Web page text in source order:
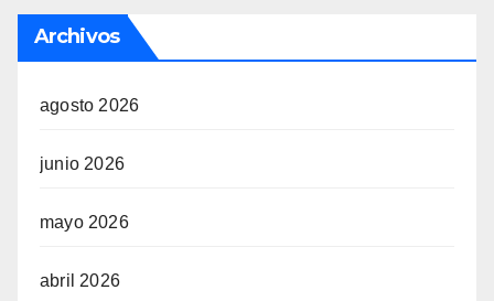
Archivos
agosto 2026
junio 2026
mayo 2026
abril 2026